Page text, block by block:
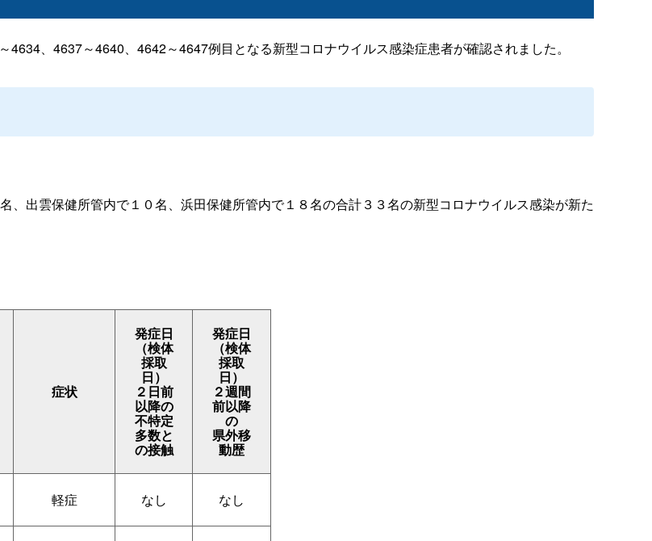
、4637～4640、4642～4647例目となる新型コロナウイルス感染症患者が確認されました。
出雲保健所管内で１０名、浜田保健所管内で１８名の合計３３名の新型コロナウイルス感染が新た
症状
発症日
（検体
採取
日）
２日前
以降の
不特定
多数と
の接触
発症日
（検体
採取
日）
２週間
前以降
の
県外移
動歴
軽症 なし なし